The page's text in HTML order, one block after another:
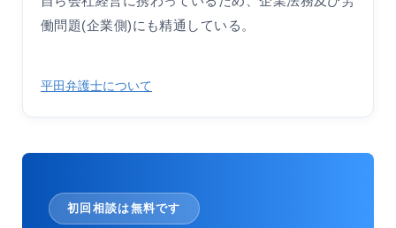
働問題(企業側)にも精通している。
平田弁護士について
初回相談は無料です